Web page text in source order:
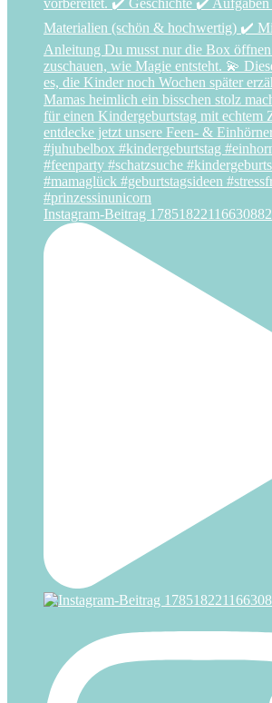
Instagram-Beitrag 17851822116630882